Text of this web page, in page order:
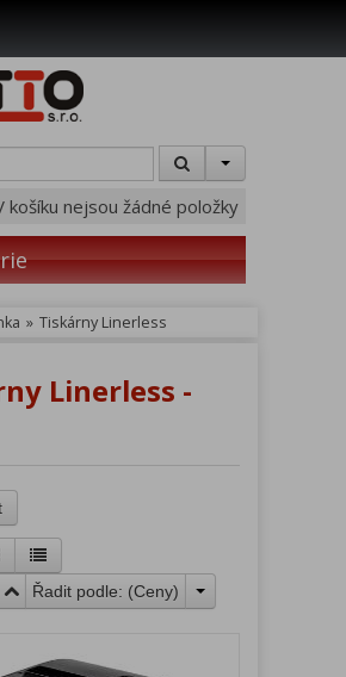
košíku nejsou žádné položky
» Tiskárny Linerless
Linerless -
Řadit podle: (Ceny)